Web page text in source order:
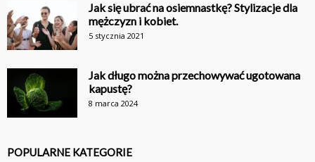
Jak się ubrać na osiemnastkę? Stylizacje dla
mężczyzn i kobiet.
5 stycznia 2021
Jak długo można przechowywać ugotowana
kapustę?
8 marca 2024
POPULARNE KATEGORIE